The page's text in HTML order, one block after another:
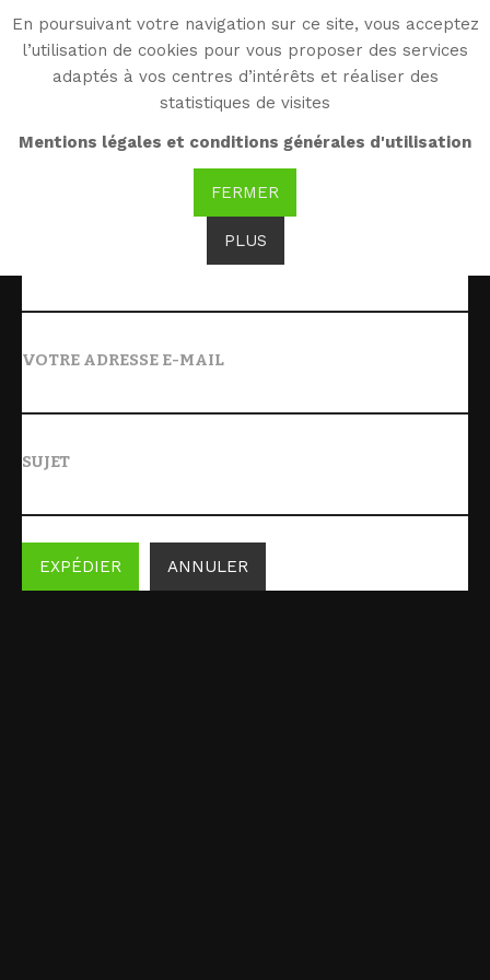
En poursuivant votre navigation sur ce site, vous acceptez
l’utilisation de cookies pour vous proposer des services
adaptés à vos centres d’intérêts et réaliser des
statistiques de visites
Mentions légales et conditions générales d'utilisation
FERMER
PLUS
Envoyer ce lien par e-
mail à un ami.
DESTINATAIRE
VOTRE ADRESSE E-MAIL
SUJET
EXPÉDIER ANNULER